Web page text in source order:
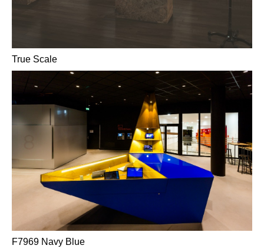
True Scale
F7969 Navy Blue